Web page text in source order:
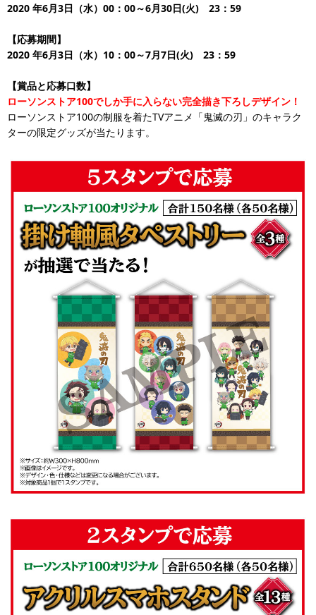
2020 年6月3日（水）00：00～6月30日(火) 23：59
【応募期間】
2020 年6月3日（水）10：00～7月7日(火) 23：59
【賞品と応募口数】
ローソンストア100でしか手に入らない完全描き下ろしデザイン！
ローソンストア100の制服を着たTVアニメ「鬼滅の刃」のキャラク
ターの限定グッズが当たります。